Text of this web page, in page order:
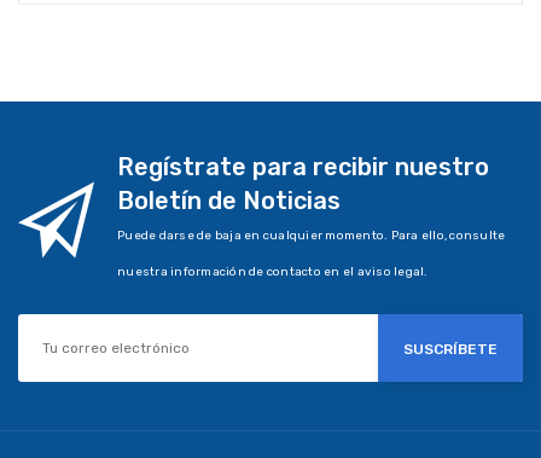
Regístrate para recibir nuestro
Boletín de Noticias
Puede darse de baja en cualquier momento. Para ello, consulte
nuestra información de contacto en el aviso legal.
SUSCRÍBETE